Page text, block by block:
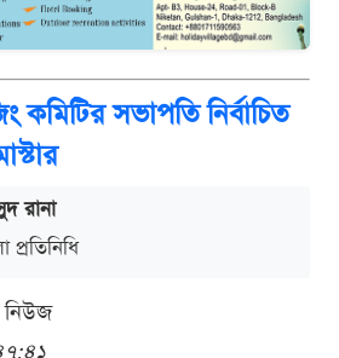
কমিটির সভাপতি নির্বাচিত
রানা
প্রতিনিধি
নিউজ